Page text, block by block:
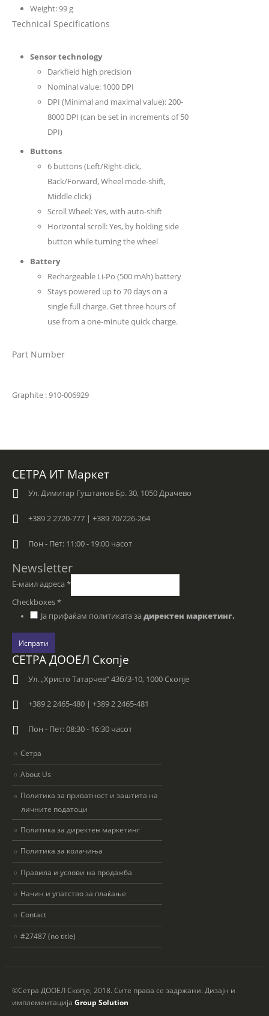
Weight: 99 g
Technical Specifications
Sensor technology
Darkfield high precision
Nominal value: 1000 DPI
DPI (Minimal and maximal value): 200-
8000 DPI (can be set in increments of 50
DPI)
Buttons
6 buttons (Left/Right-click,
Back/Forward, Wheel mode-shift,
Middle click)
Scroll Wheel: Yes, with auto-shift
Horizontal scroll: Yes, by holding side
button while turning the wheel
Battery
Rechargeable Li-Po (500 mAh) battery
Stays powered up to 70 days on a
single full charge. Get three hours of
use from a one-minute quick charge.
Part Number
Graphite : 910-006929
СЕТРА ИТ Маркет
Ул. Димитар Гуштанов Бр. 30, 1050 Драчево
+389 2 2720-777 | +389 70/226-264
Пон - Пет: 11:00 - 19:00 часот
Newsletter
Е-маил адреса *
Checkboxes*
Ја прифаќам политиката за директен маркетинг.
Испрати
СЕТРА ДООЕЛ Скопје
Ул. „Христо Татарчев“ 43б/3-10, 1000 Скопје
+389 2 2465-480 | +389 2 2465-481
Пон - Пет: 08:30 - 16:30 часот
Сетра
About Us
Политика за приватност и заштита на
личните податоци
Политика за директен маркетинг
Политика за колачиња
Правила и услови на продажба
Начин и упатство за плаќање
Contact
#27487 (no title)
©Сетра ДООЕЛ Скопје, 2018. Сите права се задржани. Дизајн и
имплементација Group Solution